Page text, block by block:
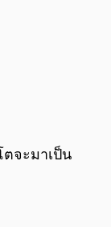
ตจะมาเป็น